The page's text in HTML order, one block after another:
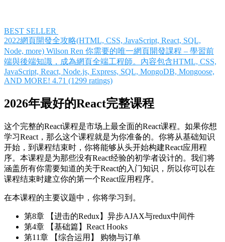
BEST SELLER
2022網頁開發全攻略(HTML, CSS, JavaScript, React, SQL,
Node, more) Wilson Ren 你需要的唯一網頁開發課程 – 學習前
端與後端知識，成為網頁全端工程師。內容包含HTML, CSS,
JavaScript, React, Node.js, Express, SQL, MongoDB, Mongoose,
AND MORE! 4.71 (1299 ratings)
2026年最好的React完整课程
这个完整的React课程是市场上最全面的React课程。如果你想
学习React，那么这个课程就是为你准备的。你将从基础知识
开始，到课程结束时，你将能够从头开始构建React应用程
序。本课程是为那些没有React经验的初学者设计的。我们将
涵盖所有你需要知道的关于React的入门知识，所以你可以在
课程结束时建立你的第一个React应用程序。
在本课程的主要议题中，你将学习到。
第8章 【进击的Redux】异步AJAX与redux中间件
第4章 【基础篇】React Hooks
第11章 【综合运用】 购物与订单